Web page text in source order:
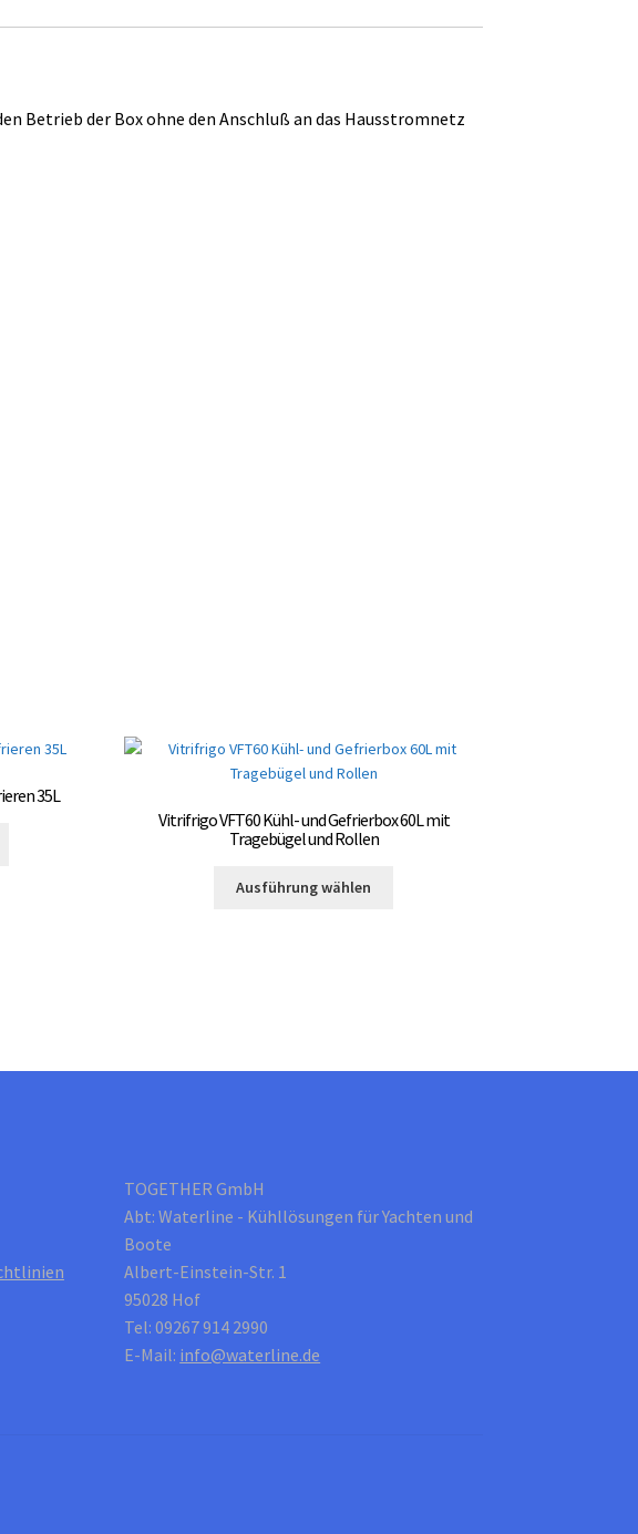
Betrieb der Box ohne den Anschluß an das Hausstromnetz
35L
Vitrifrigo VFT60 Kühl- und Gefrierbox 60L mit
Tragebügel und Rollen
Ausführung wählen
können
TOGETHER GmbH
Abt: Waterline - Kühllösungen für Yachten und
Boote
Albert-Einstein-Str. 1
95028 Hof
Tel: 09267 914 2990
E-Mail: info@waterline.de